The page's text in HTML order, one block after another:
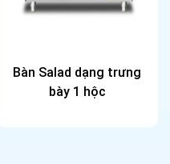
Bàn Salad dạng trưng
bày 1 hộc